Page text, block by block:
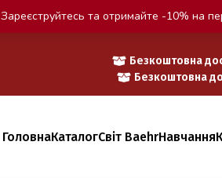
Безкоштовна
Безкоштовна
ГоловнаКаталогСвіт BaehrНавчання
Зареєструйтесь та отримайте -10% на